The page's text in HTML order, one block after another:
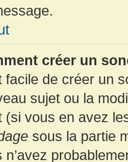
créer un
facile de créer un
sujet ou la
(si vous en avez
sous la partie
n’avez